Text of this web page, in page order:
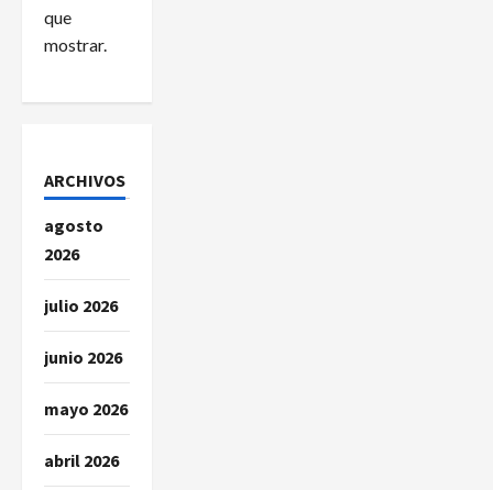
n
a
d
a
s
que
mostrar.
ARCHIVOS
agosto
2026
julio 2026
junio 2026
mayo 2026
abril 2026